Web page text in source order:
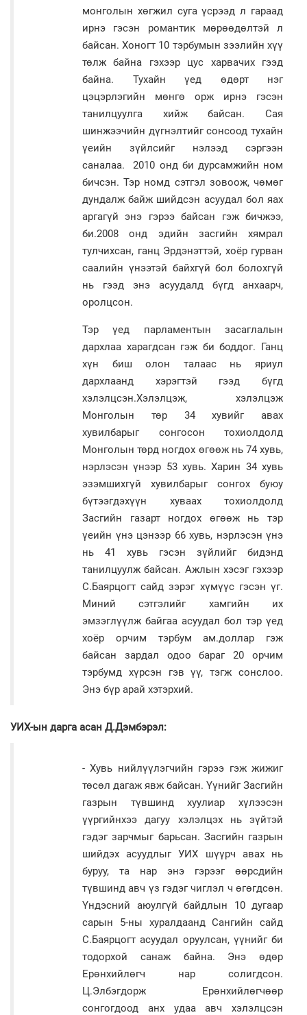
монголын хөгжил суга үсрээд л гараад
ирнэ гэсэн романтик мөрөөдөлтэй л
байсан. Хоногт 10 тэрбумын зээлийн хүү
төлж байна гэхээр цус харвачих гээд
байна. Тухайн үед өдөрт нэг
цэцэрлэгийн мөнгө орж ирнэ гэсэн
танилцуулга хийж байсан. Сая
шинжээчийн дүгнэлтийг сонсоод тухайн
үеийн зүйлсийг нэлээд сэргээн
саналаа. 2010 онд би дурсамжийн ном
бичсэн. Тэр номд сэтгэл зовоож, чөмөг
дундалж байж шийдсэн асуудал бол яах
аргагүй энэ гэрээ байсан гэж бичжээ,
би.2008 онд эдийн засгийн хямрал
тулчихсан, ганц Эрдэнэттэй, хоёр гурван
саалийн үнээтэй байхгүй бол болохгүй
нь гээд энэ асуудалд бүгд анхаарч,
оролцсон.
Тэр үед парламентын засаглалын
дархлаа харагдсан гэж би боддог. Ганц
хүн биш олон талаас нь яриул
дархлаанд хэрэгтэй гээд бүгд
хэлэлцсэн.Хэлэлцэж, хэлэлцэж
Монголын төр 34 хувийг авах
хувилбарыг сонгосон тохиолдолд
Монголын төрд ногдох өгөөж нь 74 хувь,
нэрлэсэн үнээр 53 хувь. Харин 34 хувь
эзэмшихгүй хувилбарыг сонгох буюу
бүтээгдэхүүн хуваах тохиолдолд
Засгийн газарт ногдох өгөөж нь тэр
үеийн үнэ цэнээр 66 хувь, нэрлэсэн үнэ
нь 41 хувь гэсэн зүйлийг бидэнд
танилцуулж байсан. Ажлын хэсэг гэхээр
С.Баярцогт сайд зэрэг хүмүүс гэсэн үг.
Миний сэтгэлийг хамгийн их
эмзэглүүлж байгаа асуудал бол тэр үед
хоёр орчим тэрбум ам.доллар гэж
байсан зардал одоо бараг 20 орчим
тэрбумд хүрсэн гэв үү, тэгж сонслоо.
Энэ бүр арай хэтэрхий.
УИХ-ын дарга асан Д.Дэмбэрэл:
- Хувь нийлүүлэгчийн гэрээ гэж жижиг
төсөл дагаж явж байсан. Үүнийг Засгийн
газрын түвшинд хуулиар хүлээсэн
үүргийнхээ дагуу хэлэлцэх нь зүйтэй
гэдэг зарчмыг барьсан. Засгийн газрын
шийдэх асуудлыг УИХ шүүрч авах нь
буруу, та нар энэ гэрээг өөрсдийн
түвшинд авч үз гэдэг чиглэл ч өгөгдсөн.
Үндэсний аюулгүй байдлын 10 дугаар
сарын 5-ны хуралдаанд Сангийн сайд
С.Баярцогт асуудал оруулсан, үүнийг би
тодорхой санаж байна. Энэ өдөр
Ерөнхийлөгч нар солигдсон.
Ц.Элбэгдорж Ерөнхийлөгчөөр
сонгогдоод анх удаа авч хэлэлцсэн